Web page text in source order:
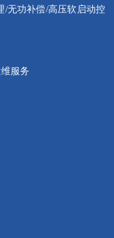
/无功补偿/高压软启动控
服务